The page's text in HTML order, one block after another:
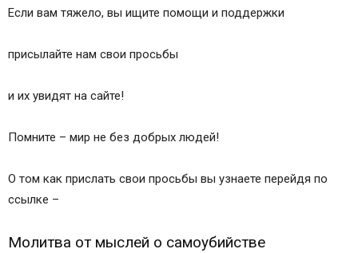
Если вам тяжело, вы ищите помощи и поддержки
присылайте нам свои просьбы
и их увидят на сайте!
Помните – мир не без добрых людей!
О том как прислать свои просьбы вы узнаете перейдя по
ссылке –
Молитва от мыслей о самоубийстве